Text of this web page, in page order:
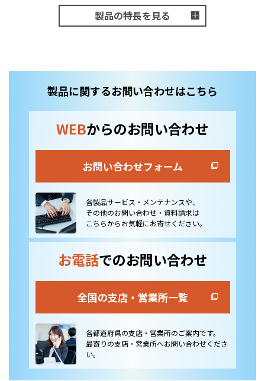
製品の特長を見る
製品に関するお問い合わせはこちら
WEBからのお問い合わせ
お問い合わせフォーム
各製品サービス・メンテナンスや、
その他のお問い合わせ・資料請求は
こちらからお気軽にお寄せください。
お電話でのお問い合わせ
全国の支店・営業所一覧
各都道府県の支店・営業所のご案内です。
最寄りの支店・営業所へお問い合わせくださ
い。